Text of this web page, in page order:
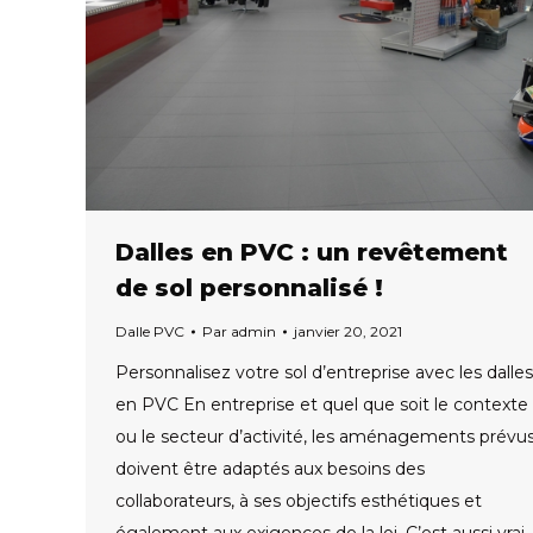
Dalles en PVC : un revêtement
de sol personnalisé !
Dalle PVC Par admin janvier 20, 2021
Personnalisez votre sol d’entreprise avec les dalles
en PVC En entreprise et quel que soit le contexte
ou le secteur d’activité, les aménagements
doivent être adaptés aux besoins des
collaborateurs, à ses objectifs esthétiques et